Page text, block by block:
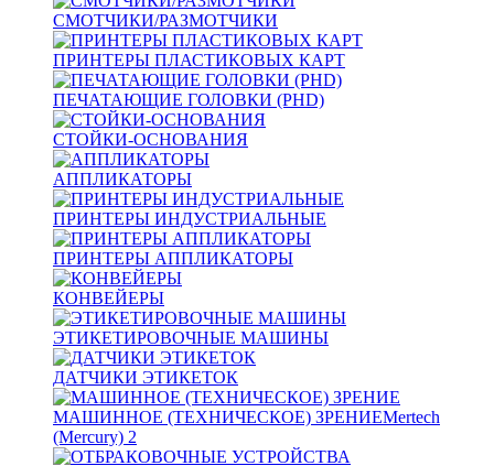
СМОТЧИКИ/РАЗМОТЧИКИ
ПРИНТЕРЫ ПЛАСТИКОВЫХ КАРТ
ПЕЧАТАЮЩИЕ ГОЛОВКИ (PHD)
СТОЙКИ-ОСНОВАНИЯ
АППЛИКАТОРЫ
ПРИНТЕРЫ ИНДУСТРИАЛЬНЫЕ
ПРИНТЕРЫ АППЛИКАТОРЫ
КОНВЕЙЕРЫ
ЭТИКЕТИРОВОЧНЫЕ МАШИНЫ
ДАТЧИКИ ЭТИКЕТОК
МАШИННОЕ (ТЕХНИЧЕСКОЕ) ЗРЕНИЕMertech
(Mercury) 2